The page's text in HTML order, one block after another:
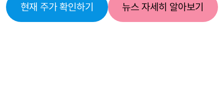
현재 주가 확인하기 뉴스 자세히 알아보기